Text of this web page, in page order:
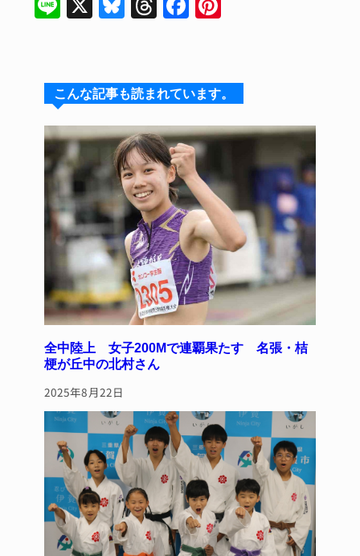
s
k
y
a
d
s
e
b
o
o
k
re
st
こんな記事も読まれています。
全中陸上 女子200Mで連覇果たす 名張・桔
梗が丘中の北村さん
2025年8月22日